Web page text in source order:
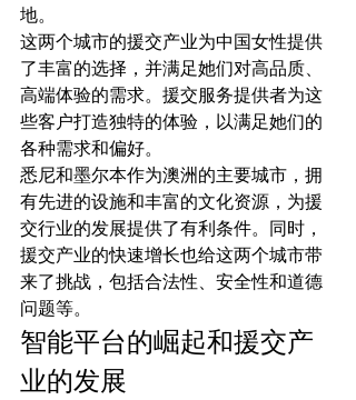
地。
这两个城市的援交产业为中国女性提供
了丰富的选择，并满足她们对高品质、
高端体验的需求。援交服务提供者为这
些客户打造独特的体验，以满足她们的
各种需求和偏好。
悉尼和墨尔本作为澳洲的主要城市，拥
有先进的设施和丰富的文化资源，为援
交行业的发展提供了有利条件。同时，
援交产业的快速增长也给这两个城市带
来了挑战，包括合法性、安全性和道德
问题等。
智能平台的崛起和援交产
业的发展